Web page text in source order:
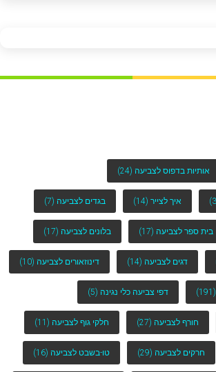
אותיות בדפוס לצביעה (24)
איך לצייר (14) בגדים לצביעה (7)
בית ספר לצביעה (17) בלונים לצביעה (17)
דגים לצביעה (14) דינוזאורים לצביעה (10)
(191) דפי צביעה כלי נגינה (5)
חורף לצביעה (27) חלקי גוף לצביעה (11)
חרקים לצביעה (29) טו-בשבט לצביעה (16)